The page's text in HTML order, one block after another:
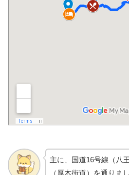
主に、国道16号線（八
（厚木街道）を通りまし